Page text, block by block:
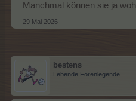
Manchmal können sie ja
29 Mai 2026
bestens
Lebende Forenlegende